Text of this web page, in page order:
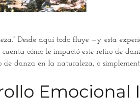
Desde aquí todo fluye —y esta
cómo le impactó este retiro de
danza en la naturaleza, o
Emocional